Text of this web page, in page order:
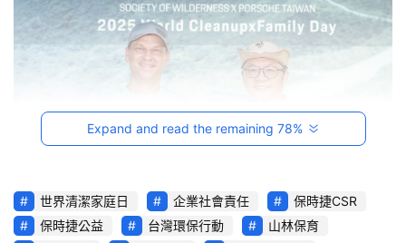
玩
C
A邁入與荒野保護協會合作的第六年，台灣保時捷續透過 Dream
Expand and read the remaining 78%
世界清潔家庭日 企業社會責任
保時捷CSR
保時捷公益
台灣環保行動
山林保育